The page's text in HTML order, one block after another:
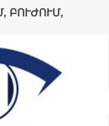
ԲՈՒԺՈՒՄ,